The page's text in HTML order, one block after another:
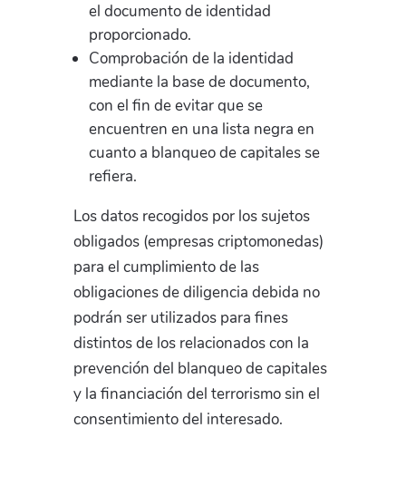
el documento de identidad
proporcionado.
Comprobación de la identidad
mediante la base de documento,
con el fin de evitar que se
encuentren en una lista negra en
cuanto a blanqueo de capitales se
refiera.
Los datos recogidos por los sujetos
obligados (empresas criptomonedas)
para el cumplimiento de las
obligaciones de diligencia debida no
podrán ser utilizados para fines
distintos de los relacionados con la
prevención del blanqueo de capitales
y la financiación del terrorismo sin el
consentimiento del interesado.